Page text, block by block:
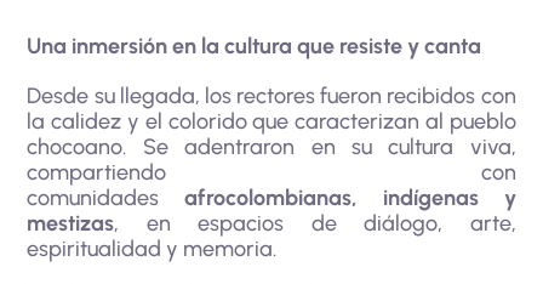
Una inmersión en la cultura que resiste y canta
Desde su llegada, los rectores fueron recibidos con
la calidez y el colorido que caracterizan al pueblo
chocoano. Se adentraron en su cultura viva,
compartiendo con
comunidadesafrocolombianas, indígenas y
mestizas, en espacios de diálogo, arte,
espiritualidad y memoria.